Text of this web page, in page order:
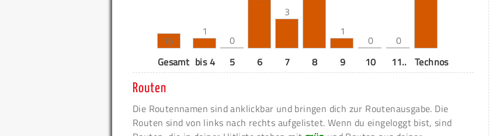
16
1
0
3
1
0 0
Gesamt bis 4 5 6 7 8 9 10 11.. Technos
Routen
Die Routennamen sind anklickbar und bringen dich zur Routenausgabe. Die
Routen sind von links nach rechts aufgelistet. Wenn du eingeloggt bist, sind